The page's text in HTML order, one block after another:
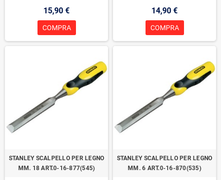
15,90 €
COMPRA
14,90 €
COMPRA
STANLEY SCALPELLO PER LEGNO
MM. 18 ART.0-16-877(545)
STANLEY SCALPELLO PER LEGNO
MM. 6 ART.0-16-870(535)